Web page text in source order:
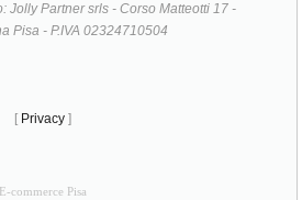
Jolly Partner srls - Corso Matteotti 17 -
Pisa - P.IVA 02324710504
[ Privacy ]
E-commerce Pisa